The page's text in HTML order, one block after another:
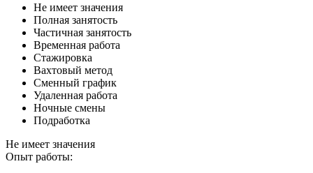
Не имеет значения
Полная занятость
Частичная занятость
Временная работа
Стажировка
Вахтовый метод
Сменный график
Удаленная работа
Ночные смены
Подработка
Не имеет значения
Опыт работы: